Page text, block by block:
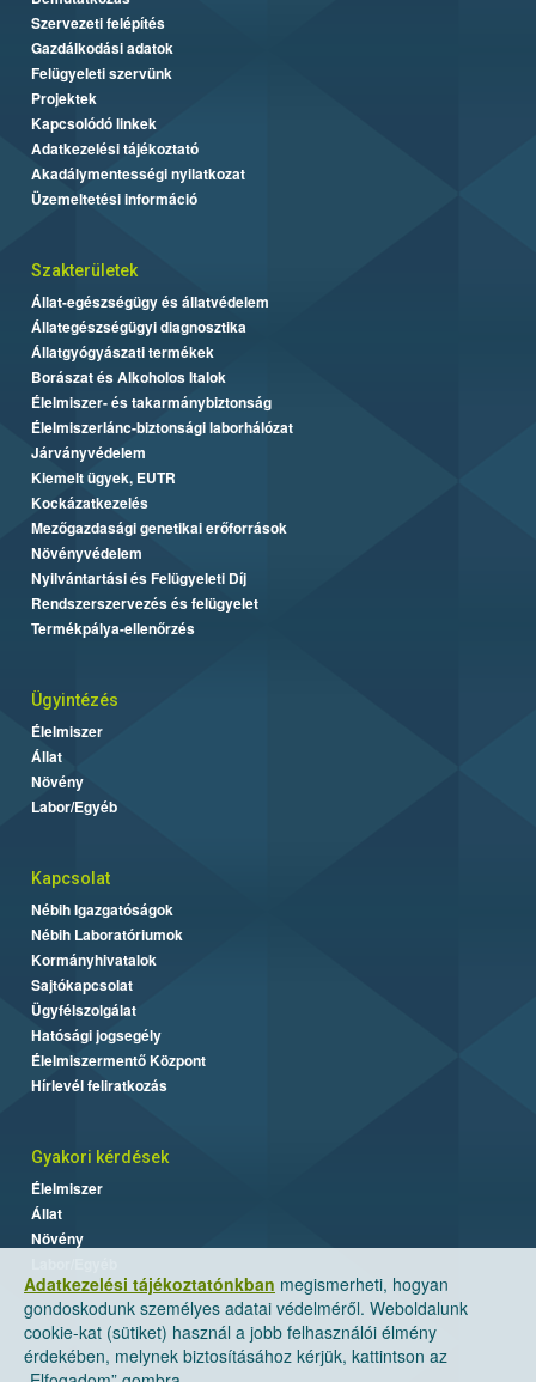
Adatkezelési tájékoztatónkban megismerheti, hogyan
gondoskodunk személyes adatai védelméről. Weboldalunk
cookie-kat (sütiket) használ a jobb felhasználói élmény
érdekében, melynek biztosításához kérjük, kattintson az
Szervezeti felépítés
Gazdálkodási adatok
Felügyeleti szervünk
Projektek
Kapcsolódó linkek
Adatkezelési tájékoztató
Akadálymentességi nyilatkozat
Üzemeltetési információ
Szakterületek
Állat-egészségügy és állatvédelem
Állategészségügyi diagnosztika
Állatgyógyászati termékek
Borászat és Alkoholos Italok
Élelmiszer- és takarmánybiztonság
Élelmiszerlánc-biztonsági laborhálózat
Járványvédelem
Kiemelt ügyek, EUTR
Kockázatkezelés
Mezőgazdasági genetikai erőforrások
Növényvédelem
Nyilvántartási és Felügyeleti Díj
Rendszerszervezés és felügyelet
Termékpálya-ellenőrzés
Ügyintézés
Élelmiszer
Állat
Növény
Labor/Egyéb
Kapcsolat
Nébih Igazgatóságok
Nébih Laboratóriumok
Kormányhivatalok
Sajtókapcsolat
Ügyfélszolgálat
Hatósági jogsegély
Élelmiszermentő Központ
Hírlevél feliratkozás
Gyakori kérdések
Élelmiszer
Állat
Növény